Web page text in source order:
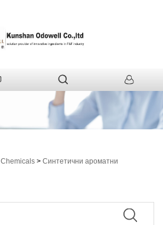
> Синтетични ароматни